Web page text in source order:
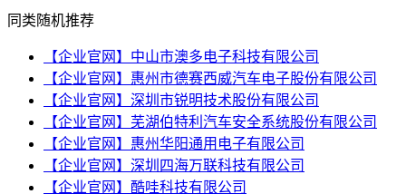
同类随机推荐
【企业官网】中山市澳多电子科技有限公司
【企业官网】惠州市德赛西威汽车电子股份有限公司
【企业官网】深圳市锐明技术股份有限公司
【企业官网】芜湖伯特利汽车安全系统股份有限公司
【企业官网】惠州华阳通用电子有限公司
【企业官网】深圳四海万联科技有限公司
【企业官网】酷哇科技有限公司